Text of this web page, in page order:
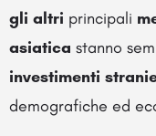
gli altri principali
asiatica stanno
investimenti
demografiche ed